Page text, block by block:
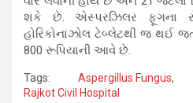
શકે છે. એસ્પરઝિલર ફૂગના
હોરિકોનાઝોલ ટેબ્લેટથી જ થઈ
800 રૂપિયાની આવે છે.
Tags: Aspergillus Fungus
Rajkot Civil Hospital